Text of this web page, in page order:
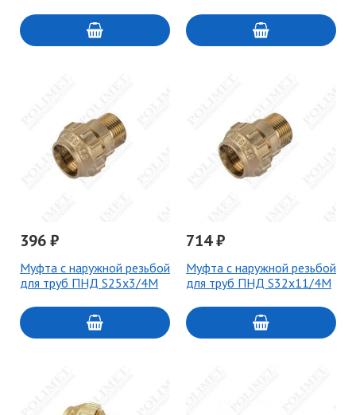
396 ₽
Муфта с наружной резьбой
для труб ПНД S25х3/4M
714 ₽
Муфта с наружной резьбой
для труб ПНД S32х11/4M